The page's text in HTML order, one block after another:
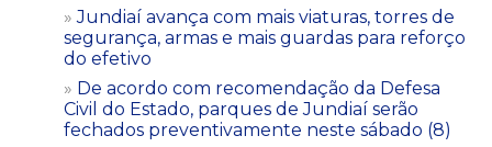
Jundiaí avança com mais viaturas, torres de
segurança, armas e mais guardas para reforço
do efetivo
De acordo com recomendação da Defesa
Civil do Estado, parques de Jundiaí serão
fechados preventivamente neste sábado (8)